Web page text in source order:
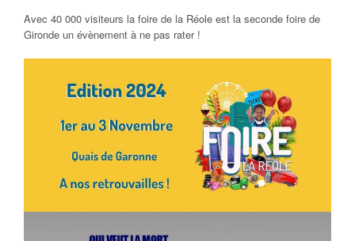
Avec 40 000 visiteurs la foire de la Réole est la seconde foire de
Gironde un évènement à ne pas rater !